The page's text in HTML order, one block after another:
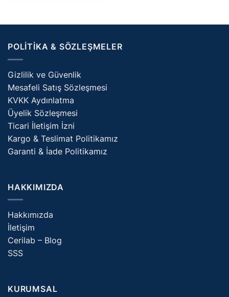
POLITIKA & SÖZLEŞMELER
Gizlilik ve Güvenlik
Mesafeli Satış Sözleşmesi
KVKK Aydınlatma
Üyelik Sözleşmesi
Ticari İletişim İzni
Kargo & Teslimat Politikamız
Garanti & İade Politikamız
HAKKIMIZDA
Hakkımızda
İletişim
Cerilab – Blog
SSS
KURUMSAL